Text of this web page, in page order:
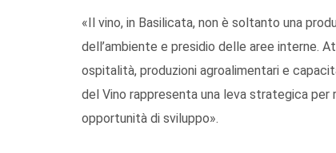
«Il vino, in Basilicata, non è soltanto una
dell’ambiente e presidio delle aree interne.
ospitalità, produzioni agroalimentari e
del Vino rappresenta una leva strategica
opportunità di sviluppo».